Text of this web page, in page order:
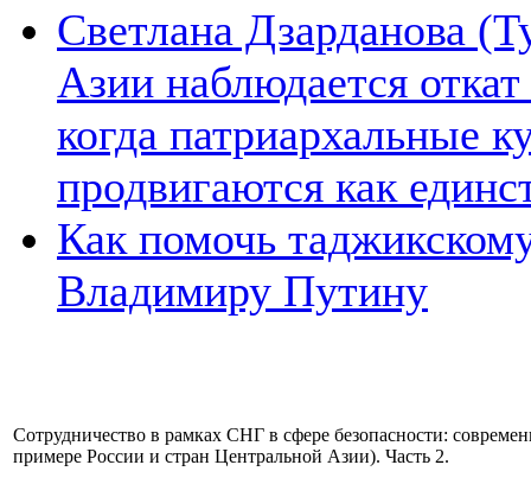
Светлана Дзарданова
Азии наблюдается
когда патриархальные
продвигаются как
Как помочь
Владимиру Путину
Сотрудничество в рамках СНГ в сфере безопасности:
примере России и стран Центральной Азии). Часть 2.